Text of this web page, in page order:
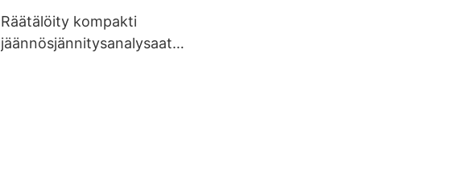
Räätälöity kompakti
jäännösjännitysanalysaatt